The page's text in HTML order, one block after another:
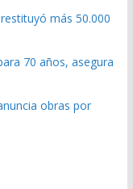
más 50.000
70 años, asegura
obras por